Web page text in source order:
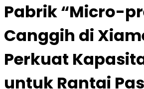
Pabrik “Micro-
Canggih di
Perkuat
untuk Rantai